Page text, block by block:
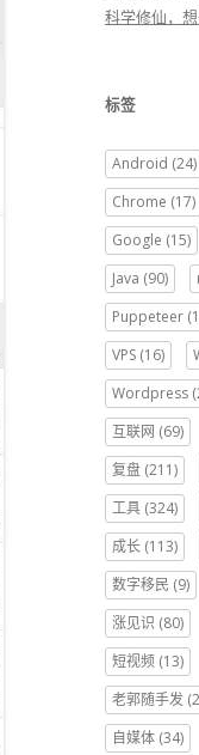
科学修仙，
标签
Android (24)
Chrome (17)
Google (15)
Java (90)
Puppeteer
VPS (16)
Wordpress
互联网 (69)
复盘 (211)
工具 (324)
成长 (113)
数字移民 (9)
涨见识 (80)
短视频 (13)
老郭随手发
自媒体 (34)